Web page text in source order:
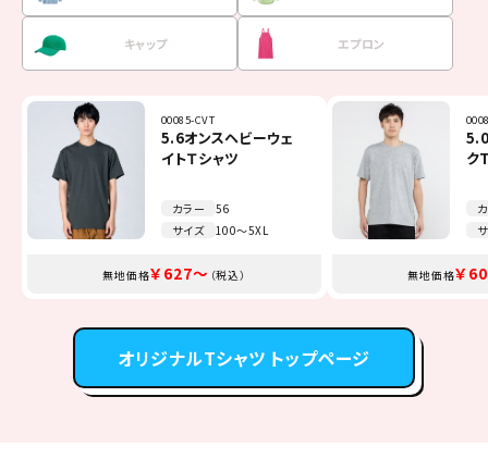
キャップ エプロン
00085-CVT
5.6オンスヘビーウェ
イトＴシャツ
カラー
56
サイズ
100～5XL
無地価格￥627～ （税込）
ク
無地価格￥
オリジナルTシャツ トップページ
7061-01
マイクロリップストッ
プイベントブルゾン
カラー
12
サイズ
S～XXXXL
無地価格￥1,738～（税込）
ベ
無地価格￥
00216-MLH
8.4オンス フーデッ
ドライトパーカー
カラー
16
サイズ
100～2XL
無地価格￥2,035～（税込）
ー
無地価格￥
FB4510U
オックスフォード長袖
シャツ
カラー
13
サイズ
SS～4L
無地価格￥3,245～（税込）
オ
シ
無地価格￥
00700-EVM
イベントメッシュキャ
ップ
カラー
51
サイズ
F～JL
無地価格￥308～ （税込）
リ
無地価格￥
TCA-014
Beeエプロン
カラー
7
サイズ
F
無地価格￥1,375～（税込）
ミ
無地価格￥